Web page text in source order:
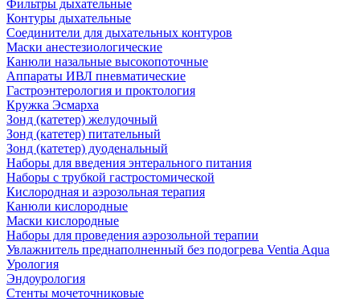
Фильтры дыхательные
Контуры дыхательные
Соединители для дыхательных контуров
Маски анестезиологические
Канюли назальные высокопоточные
Аппараты ИВЛ пневматические
Гастроэнтерология и проктология
Кружка Эсмарха
Зонд (катетер) желудочный
Зонд (катетер) питательный
Зонд (катетер) дуоденальный
Наборы для введения энтерального питания
Наборы с трубкой гастростомической
Кислородная и аэрозольная терапия
Канюли кислородные
Маски кислородные
Наборы для проведения аэрозольной терапии
Увлажнитель преднаполненный без подогрева Ventia Aqua
Урология
Эндоурология
Стенты мочеточниковые